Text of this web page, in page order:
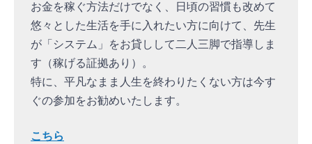
お金を稼ぐ方法だけでなく、日頃の習慣も改めて
悠々とした生活を手に入れたい方に向けて、先生
が「システム」をお貸しして二人三脚で指導しま
す（稼げる証拠あり）。
特に、平凡なまま人生を終わりたくない方は今す
ぐの参加をお勧めいたします。
こちら